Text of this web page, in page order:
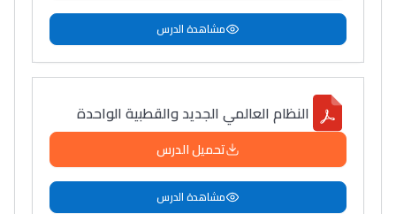
مشاهدة الدرس
النظام العالمي الجديد والقطبية الواحدة
تحميل الدرس
مشاهدة الدرس